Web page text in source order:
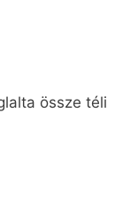
össze téli